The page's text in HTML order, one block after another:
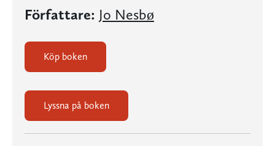
Författare: Jo Nesbø
Köp boken
Lyssna på boken